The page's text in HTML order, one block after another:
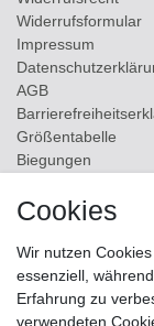
Widerrufs­formular
Impressum
AGB
Größentabelle
Biegungen
Kontakt
Cookies
Wir nutzen
essenziell,
Erfahrung zu
verwendeten